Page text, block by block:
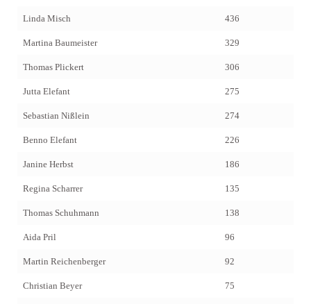
Linda Misch 436
Martina Baumeister 329
Thomas Plickert 306
Jutta Elefant 275
Sebastian Nißlein 274
Benno Elefant 226
Janine Herbst 186
Regina Scharrer 135
Thomas Schuhmann 138
Aida Pril 96
Martin Reichenberger 92
Christian Beyer 75